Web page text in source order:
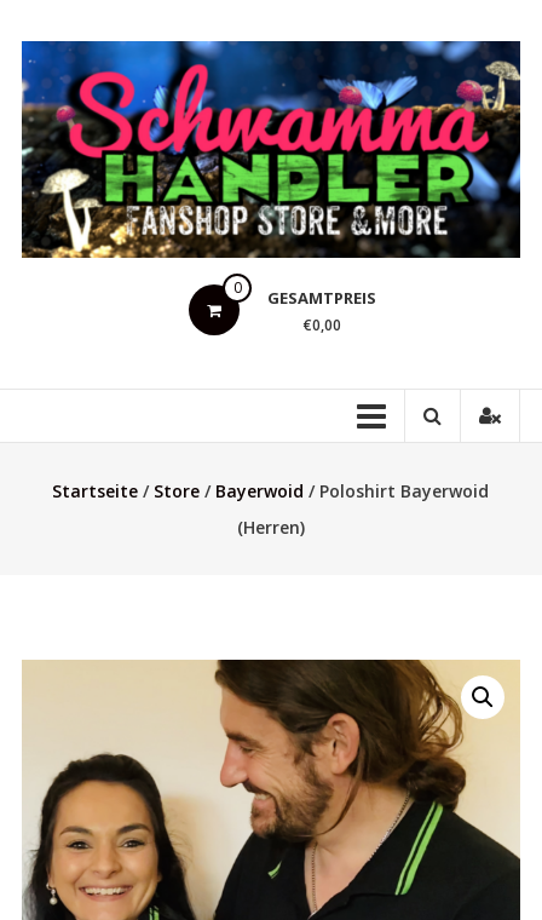
Inhalt
springen
Schwammahandler
0 GESAMTPREIS
€0,00
Startseite / Store / Bayerwoid / Poloshirt Bayerwoid
(Herren)